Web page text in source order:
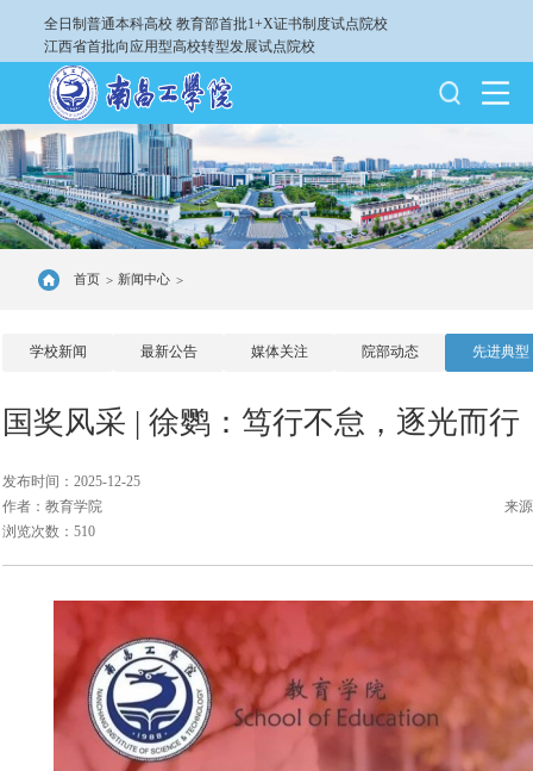
全日制普通本科高校 教育部首批1+X证书制度试点院校
江西省首批向应用型高校转型发展试点院校
首页 > 新闻中心 >
学校新闻 最新公告 媒体关注 院部动态 先进典型
国奖风采 | 徐鹦：笃行不怠，逐光而行
发布时间：2025-12-25
作者：教育学院
来
浏览次数：510